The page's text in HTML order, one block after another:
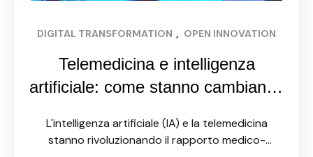
DIGITAL TRANSFORMATION , OPEN INNOVATION
Telemedicina e intelligenza
artificiale: come stanno cambiando
L'intelligenza artificiale (IA) e la telemedicina
stanno rivoluzionando il rapporto medico-